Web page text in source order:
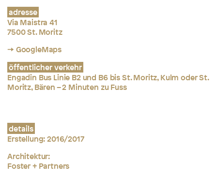
adresse
Via Maistra 41
7500 St. Moritz
→ GoogleMaps
öffentlicher verkehr
Engadin Bus Linie B2 und B6 bis St. Moritz, Kulm oder St.
Moritz, Bären – 2 Minuten zu Fuss
details
Erstellung: 2016/2017
Architektur:
Foster + Partners